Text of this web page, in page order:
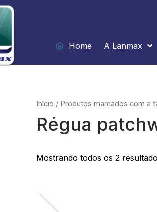
Ir
para
o
conteúdo
Home
A Lanmax
Início / Produtos marcados com a
Régua
Mostrando todos os 2